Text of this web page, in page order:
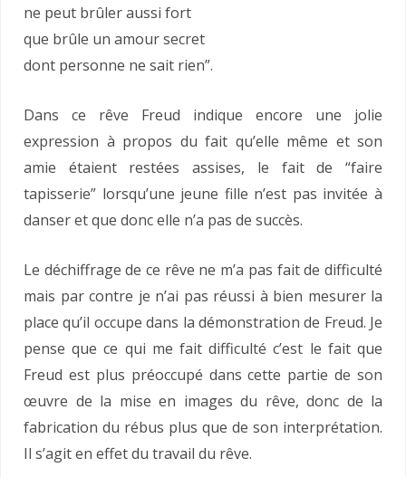
ne peut brûler aussi fort
que brûle un amour secret
dont personne ne sait rien”.
Dans ce rêve Freud indique encore une jolie
expression à propos du fait qu’elle même et son
amie étaient restées assises, le fait de “faire
tapisserie” lorsqu’une jeune fille n’est pas invitée à
danser et que donc elle n’a pas de succès.
Le déchiffrage de ce rêve ne m’a pas fait de difficulté
mais par contre je n’ai pas réussi à bien mesurer la
place qu’il occupe dans la démonstration de Freud. Je
pense que ce qui me fait difficulté c’est le fait que
Freud est plus préoccupé dans cette partie de son
œuvre de la mise en images du rêve, donc de la
fabrication du rébus plus que de son interprétation.
Il s’agit en effet du travail du rêve.